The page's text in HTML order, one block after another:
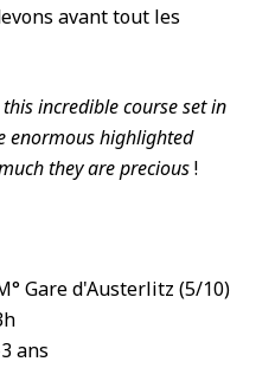
avant tout les
incredible course set in
enormous highlighted
they are precious!
Gare d'Austerlitz (5/10)
ans